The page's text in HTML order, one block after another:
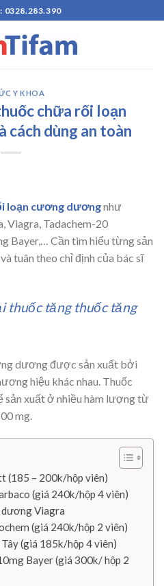
0328.283.390
Y KHOA
chữa rối loạn
dùng an toàn
loạn cương dươngnhư
Viagra, Tadachem-20
Bayer,… Cần tìm hiểu từng sản
tuân theo chỉ định của bác sĩ
thuốc tăng thuốc tăng
dương được sản xuất bởi
hiệu khác nhau. Thuốc
sản xuất ở nhiều hàm lượng từ
mg.
(185 – 200k/hộp viên)
(giá 240k/hộp 4 viên)
Viagra
(giá 240k/hộp 2 viên)
(giá 185k/hộp 4 viên)
Bayer (giá 300k/ hộp 2